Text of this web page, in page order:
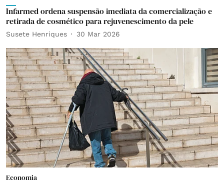
Infarmed ordena suspensão imediata da comercialização e
retirada de cosmético para rejuvenescimento da pele
Susete Henriques 30 Mar 2026
Economia